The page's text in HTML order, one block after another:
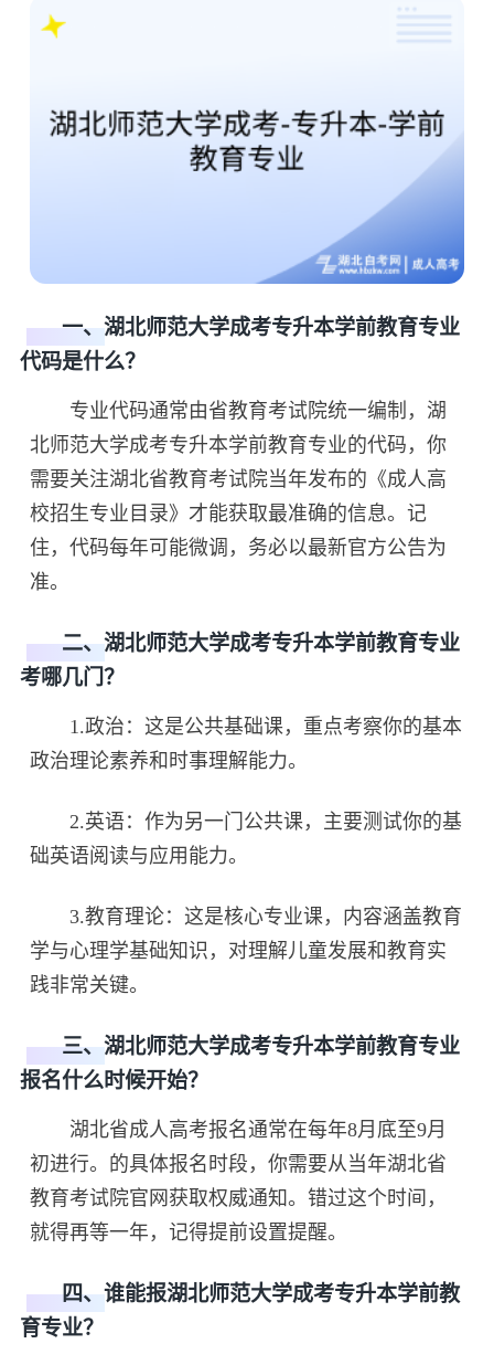
一、湖北师范大学成考专升本学前教育专业
代码是什么？
专业代码通常由省教育考试院统一编制，湖
北师范大学成考专升本学前教育专业的代码，你
需要关注湖北省教育考试院当年发布的《成人高
校招生专业目录》才能获取最准确的信息。记
住，代码每年可能微调，务必以最新官方公告为
准。
二、湖北师范大学成考专升本学前教育专业
考哪几门？
1.政治：这是公共基础课，重点考察你的基本
政治理论素养和时事理解能力。
2.英语：作为另一门公共课，主要测试你的基
础英语阅读与应用能力。
3.教育理论：这是核心专业课，内容涵盖教育
学与心理学基础知识，对理解儿童发展和教育实
践非常关键。
三、湖北师范大学成考专升本学前教育专业
报名什么时候开始？
湖北省成人高考报名通常在每年8月底至9月
初进行。的具体报名时段，你需要从当年湖北省
教育考试院官网获取权威通知。错过这个时间，
就得再等一年，记得提前设置提醒。
四、谁能报湖北师范大学成考专升本学前教
育专业？